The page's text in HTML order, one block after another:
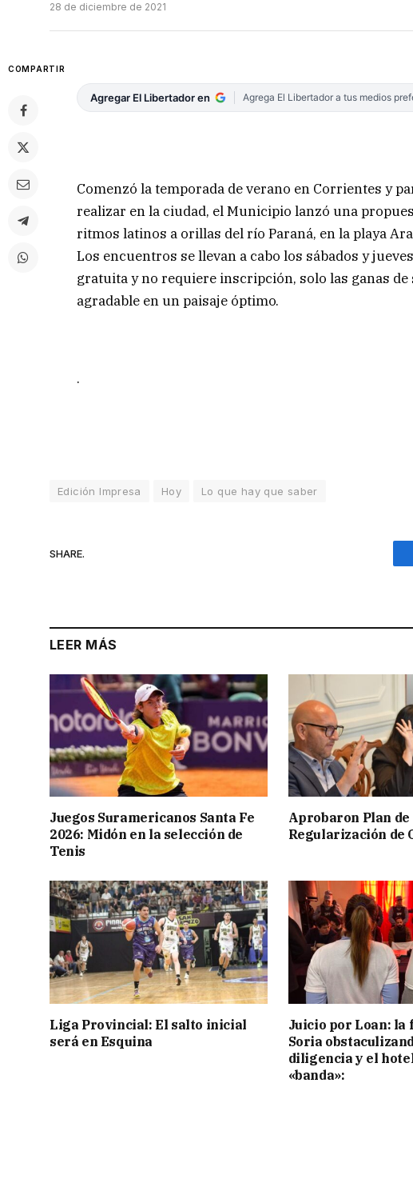
28 de diciembre de 2021
COMPARTIR
Agregar El Libertador en Agrega El Libertador a tus medios
Comenzó la temporada de verano en Corrientes y
realizar en la ciudad, el Municipio lanzó una
ritmos latinos a orillas del río Paraná, en la playa
Los encuentros se llevan a cabo los sábados y
gratuita y no requiere inscripción, solo las ganas
agradable en un paisaje óptimo.
.
Edición Impresa Hoy Lo que hay que saber
SHARE.
LEER MÁS
Juegos Suramericanos Santa Fe
2026: Midón en la selección de
Tenis
Aprobaron Plan de
Regularización de
Liga Provincial: El salto inicial
será en Esquina
Juicio por Loan: la
Soria
diligencia y el
«banda»: